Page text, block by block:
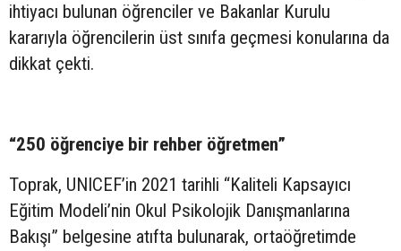
ihtiyacı bulunan öğrenciler ve Bakanlar Kurulu
kararıyla öğrencilerin üst sınıfa geçmesi konularına da
dikkat çekti.
“250 öğrenciye bir rehber öğretmen”
Toprak, UNICEF’in 2021 tarihli “Kaliteli Kapsayıcı
Eğitim Modeli’nin Okul Psikolojik Danışmanlarına
Bakışı” belgesine atıfta bulunarak, ortaöğretimde